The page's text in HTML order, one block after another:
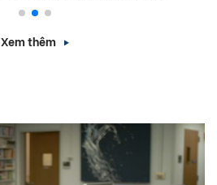
Xem thêm